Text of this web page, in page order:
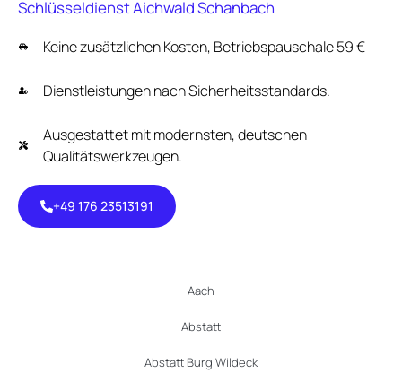
Schlüsseldienst Aichwald Schanbach
Keine zusätzlichen Kosten, Betriebspauschale 59 €
Dienstleistungen nach Sicherheitsstandards.
Ausgestattet mit modernsten, deutschen
Qualitätswerkzeugen.
+49 176 23513191
Aach
Abstatt
Abstatt Burg Wildeck